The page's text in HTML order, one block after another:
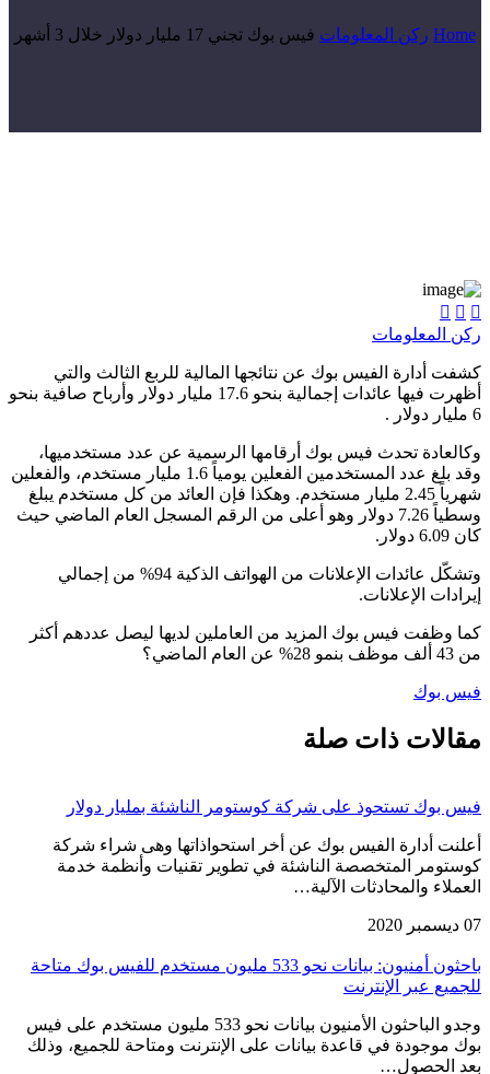
Home ركن المعلومات فيس بوك تجني 17 مليار دولار خلال 3 أشهر
  
ركن المعلومات
كشفت أدارة الفيس بوك عن نتائجها المالية للربع الثالث والتي
أظهرت فيها عائدات إجمالية بنحو 17.6 مليار دولار وأرباح صافية بنحو
6 مليار دولار .
وكالعادة تحدث فيس بوك أرقامها الرسمية عن عدد مستخدميها،
وقد بلغ عدد المستخدمين الفعلين يومياً 1.6 مليار مستخدم، والفعلين
شهرياً 2.45 مليار مستخدم. وهكذا فإن العائد من كل مستخدم يبلغ
وسطياً 7.26 دولار وهو أعلى من الرقم المسجل العام الماضي حيث
كان 6.09 دولار.
وتشكّل عائدات الإعلانات من الهواتف الذكية 94% من إجمالي
إيرادات الإعلانات.
كما وظفت فيس بوك المزيد من العاملين لديها ليصل عددهم أكثر
من 43 ألف موظف بنمو 28% عن العام الماضي؟
فيس بوك
مقالات ذات صلة
فيس بوك تستحوذ على شركة كوستومر الناشئة بمليار دولار
أعلنت أدارة الفيس بوك عن أخر استحواذاتها وهى شراء شركة
كوستومر المتخصصة الناشئة في تطوير تقنيات وأنظمة خدمة
العملاء والمحادثات الآلية…
07 ديسمبر 2020
باحثون أمنيون: بيانات نحو 533 مليون مستخدم للفيس بوك متاحة
للجميع عبر الإنترنت
وجدو الباحثون الأمنيون بيانات نحو 533 مليون مستخدم على فيس
بوك موجودة في قاعدة بيانات على الإنترنت ومتاحة للجميع، وذلك
بعد الحصول…